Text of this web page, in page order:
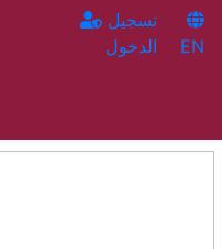
الدخول
EN